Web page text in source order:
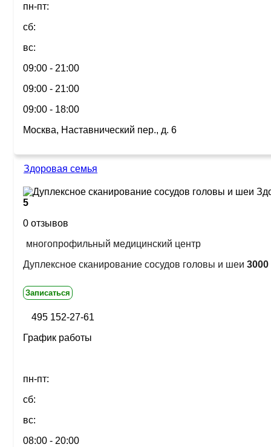
пн-пт:
сб:
вс:
09:00 - 21:00
09:00 - 21:00
09:00 - 18:00
Москва, Наставнический пер., д. 6
Здоровая семья
5
0 отзывов
многопрофильный медицинский центр
Дуплексное сканирование сосудов головы и шеи 3000
Записаться
495 152-27-61
График работы
пн-пт:
сб:
вс:
08:00 - 20:00